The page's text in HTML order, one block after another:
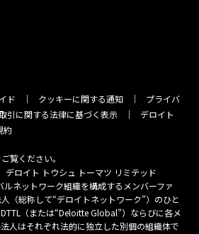
ド クッキーに関する通知
プライバ
引に関する法律に基づく表示
デロイト
約
覧ください。
デロイト トウシュ トーマツ リミテッド
ルネットワーク組織を構成するメンバーファ
（総称して“デロイトネットワーク”）のひと
（または“Deloitte Global”）ならびに各メ
人はそれぞれ法的に独立した別個の組織体で